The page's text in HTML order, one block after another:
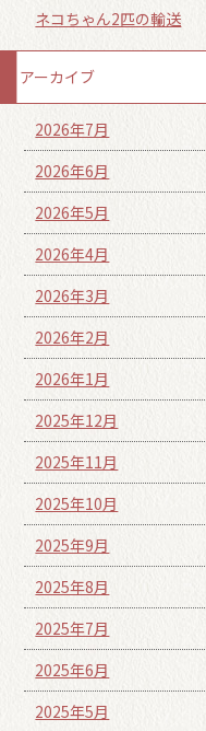
ネコちゃん2匹の輸送
アーカイブ
2026年7月
2026年6月
2026年5月
2026年4月
2026年3月
2026年2月
2026年1月
2025年12月
2025年11月
2025年10月
2025年9月
2025年8月
2025年7月
2025年6月
2025年5月